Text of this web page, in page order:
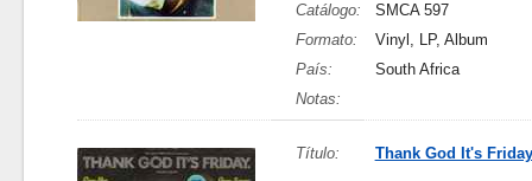
Catálogo:
SMCA 597
Formato:
Vinyl, LP, Album
País:
South Africa
Notas:
Título: Thank God It's Friday